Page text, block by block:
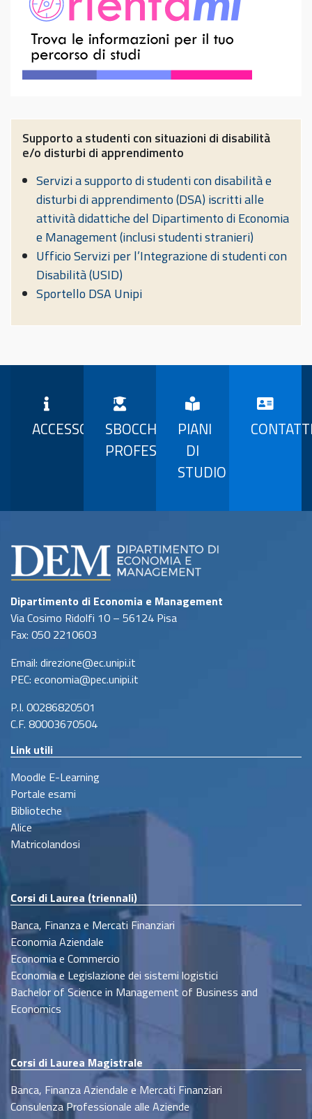
Supporto a studenti con situazioni di disabilità
e/o disturbi di apprendimento
Servizi a supporto di studenti con disabilità e
disturbi di apprendimento (DSA) iscritti alle
attività didattiche del Dipartimento di Economia
e Management (inclusi studenti stranieri)
Ufficio Servizi per l’Integrazione di studenti con
Disabilità (USID)
Sportello DSA Unipi
ACCESSO
SBOCCHI
PROFESSIONALI
PIANI
DI
STUDIO
Dipartimento di Economia e Management
Via Cosimo Ridolfi 10 – 56124 Pisa
Fax: 050 2210603
Email: direzione@ec.unipi.it
PEC: economia@pec.unipi.it
P.I. 00286820501
C.F. 80003670504
Link utili
Moodle E-Learning
Portale esami
Biblioteche
Alice
Matricolandosi
Corsi di Laurea (triennali)
Banca, Finanza e Mercati Finanziari
Economia Aziendale
Economia e Commercio
Economia e Legislazione dei sistemi logistici
Bachelor of Science in Management of Business and
Economics
Corsi di Laurea Magistrale
Banca, Finanza Aziendale e Mercati Finanziari
Consulenza Professionale alle Aziende